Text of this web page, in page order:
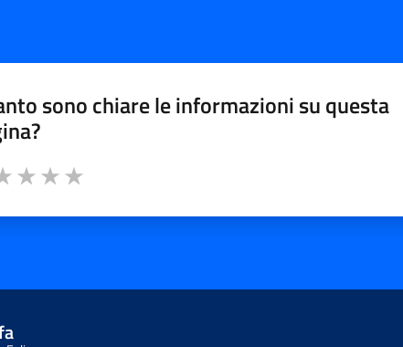
sono chiare le informazioni su questa
1 a 5 stelle la pagina